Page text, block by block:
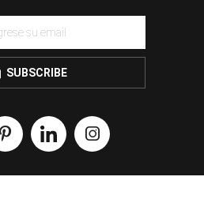
SUBSCRIBE